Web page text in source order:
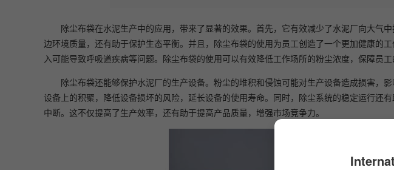
除尘布袋在水泥生产中的应用，带来了显著的效果。首先，它有效减少了水泥厂向大气
边环境质量，还有助于保护生态平衡。并且，除尘布袋的使用为员工创造了一个更加健康的
入可能导致呼吸道疾病等问题。除尘布袋的使用可以有效降低工作场所的粉尘浓度，保障员工
除尘布袋还能够保护水泥厂的生产设备。粉尘的堆积和侵蚀可能对生产设备造成损害，
设备上的积聚，降低设备损坏的风险，延长设备的使用寿命。同时，除尘系统的稳定运行还
中断。这不仅提高了生产效率，还有助于提高产品质量，增强市场竞争力。